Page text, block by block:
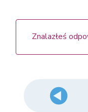
Znalazłeś